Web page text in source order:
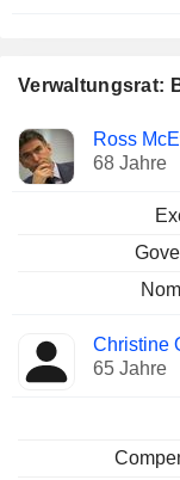
Verwaltungsrat:
Ross
68 Jahre
Christine
65 Jahre